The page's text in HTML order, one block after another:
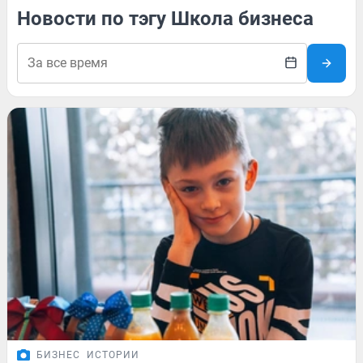
Новости по тэгу Школа бизнеса
БИЗНЕС ИСТОРИИ